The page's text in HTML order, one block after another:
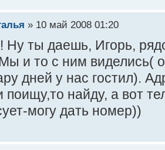
» 10 май 2008 01:20
Ну ты даешь, Игорь,
и то с ним виделись(
дней у нас гостил).
поищу,то найду, а вот
могу дать номер))